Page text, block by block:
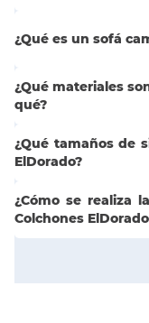
¿Qué es un sofá
¿Qué materiales
qué?
¿Qué tamaños de
ElDorado?
¿Cómo se realiza
Colchones